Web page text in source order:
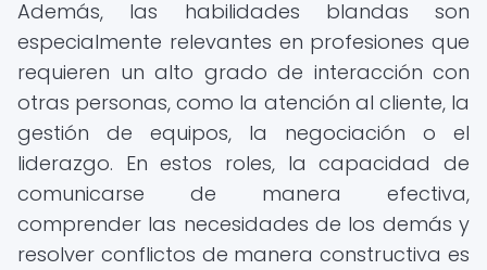
Además, las habilidades blandas son
especialmente relevantes en profesiones que
requieren un alto grado de interacción con
otras personas, como la atención al cliente, la
gestión de equipos, la negociación o el
liderazgo. En estos roles, la capacidad de
comunicarse de manera efectiva,
comprender las necesidades de los demás y
resolver conflictos de manera constructiva es